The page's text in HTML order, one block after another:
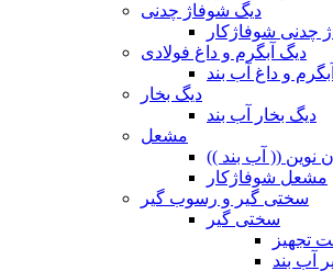
دیگ شوفاژ چدنی
چدنی شوفاژکار
دیگ آبگرم و داغ فولادی
و داغ آب بند
دیگ بخار
دیگ بخار آب بند
مشعل
نوین (( آب بند ))
مشعل شوفاژکار
سختی گیر و رسوب گیر
سختی گیر
تجهیز
آب بند